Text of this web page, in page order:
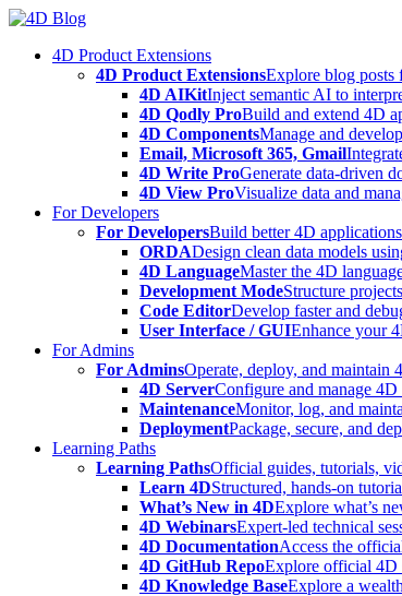
Skip
content4D Product Extensions
4D Product ExtensionsExplore blog posts
4D AIKitInject semantic AI to
4D Qodly ProBuild and extend 4D
4D ComponentsManage and
Email, Microsoft 365, Gmail
4D Write ProGenerate data-driven
4D View ProVisualize data and
For Developers
For DevelopersBuild better 4D
ORDADesign clean data models
4D LanguageMaster the 4D
Development ModeStructure
Code EditorDevelop faster and
User Interface / GUIEnhance your
For Admins
For AdminsOperate, deploy, and maintain
4D ServerConfigure and manage
MaintenanceMonitor, log, and
DeploymentPackage, secure, and
Learning Paths
Learning PathsOfficial guides, tutorials,
Learn 4DStructured, hands-on
What’s New in 4DExplore what’s
4D WebinarsExpert-led technical
4D DocumentationAccess the
4D GitHub RepoExplore official 4D
4D Knowledge BaseExplore a